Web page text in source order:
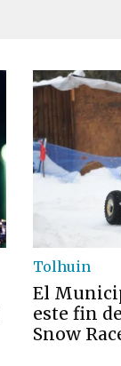
Tolhuin
El
este fin
Snow